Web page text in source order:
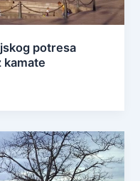
potresa
kamate